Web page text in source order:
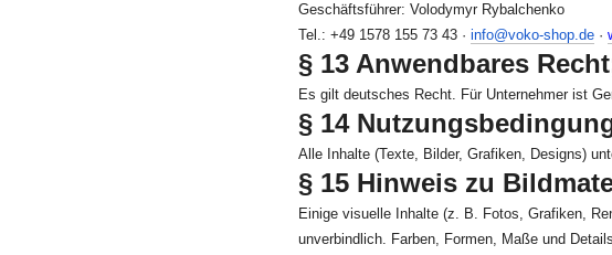
Geschäftsführer: Volodymyr Rybalchenko
Tel.: +49 1578 155 73 43 · info@voko-shop.de ·
§ 13 Anwendbares
Es gilt deutsches Recht. Für Unternehmer ist
§ 14
Alle Inhalte (Texte, Bilder, Grafiken, Designs)
§ 15 Hinweis zu
Einige visuelle Inhalte (z. B. Fotos, Grafiken,
unverbindlich. Farben, Formen, Maße und